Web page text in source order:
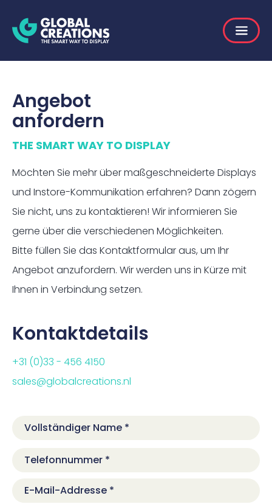
Angebot
anfordern
THE SMART WAY TO DISPLAY
Möchten Sie mehr über maßgeschneiderte Displays
und Instore-Kommunikation erfahren? Dann zögern
Sie nicht, uns zu kontaktieren! Wir informieren Sie
gerne über die verschiedenen Möglichkeiten.
Bitte füllen Sie das Kontaktformular aus, um Ihr
Angebot anzufordern. Wir werden uns in Kürze mit
Ihnen in Verbindung setzen.
Kontaktdetails
+31 (0)33 - 456 4150
sales@globalcreations.nl